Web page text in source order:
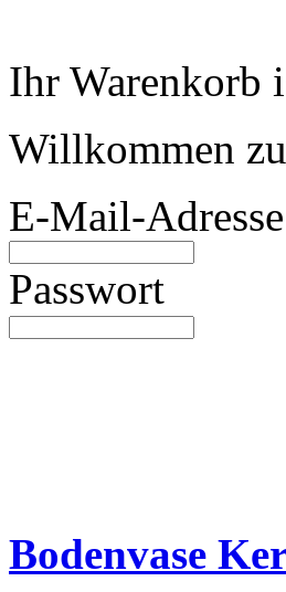
Ihr Warenkorb
Willkommen
E-Mail-
Passwort
Bodenvase